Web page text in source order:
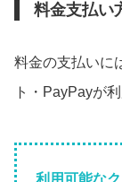
料金支払い
料金の支払いに
ト・PayPayが
利用可能な